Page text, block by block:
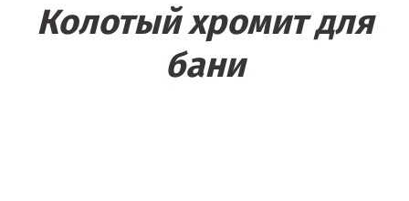
Колотый хромит для
бани